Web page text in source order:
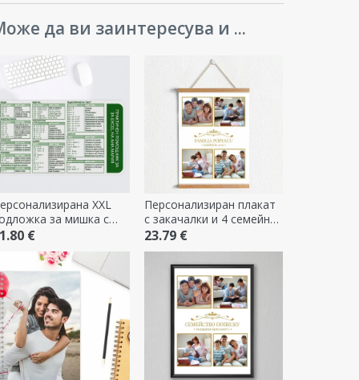
да ви заинтересува и ...
XXL
за мишка с
- Excel бързи
€
Персонализиран плакат
с закачалки и 4 семейни
снимки
23.79 €